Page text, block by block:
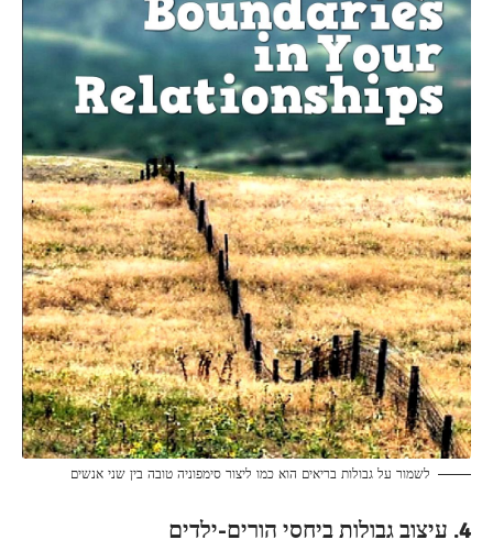
לשמור על גבולות בריאים הוא כמו ליצור סימפוניה טובה בין שני אנשים
4. עיצוב גבולות ביחסי הורים-ילדים